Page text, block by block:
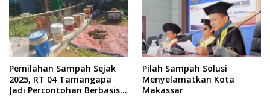
Pemilahan Sampah Sejak
2025, RT 04 Tamangapa
Jadi Percontohan Berbasis
Pilah Sampah Solusi
Menyelamatkan Kota
Makassar